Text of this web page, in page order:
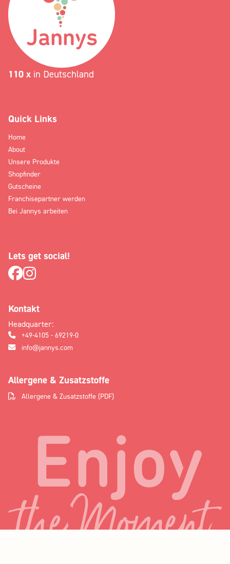
110 x in Deutschland
Quick Links
Home
About
Unsere Produkte
Shopfinder
Gutscheine
Franchisepartner werden
Bei Jannys arbeiten
Lets get social!
Kontakt
Headquarter:
+49-4105 - 69219-0
info@jannys.com
Allergene & Zusatzstoffe
Allergene & Zusatzstoffe (PDF)